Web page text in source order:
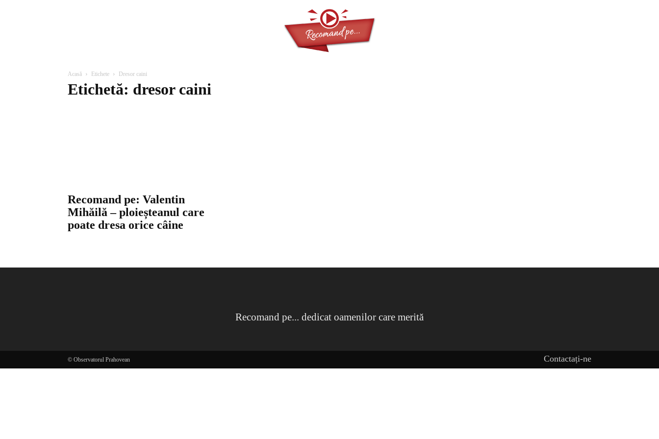
Acasă Etichete Dresor caini
Etichetă: dresor caini
Recomand pe: Valentin
Mihăilă – ploieșteanul care
poate dresa orice câine
Recomand pe... dedicat oamenilor care merită
Contactați-ne
© Observatorul Prahovean